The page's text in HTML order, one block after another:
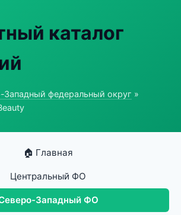
каталог
Западный федеральный округ »
🏠 Главная
Центральный ФО
Западный ФО